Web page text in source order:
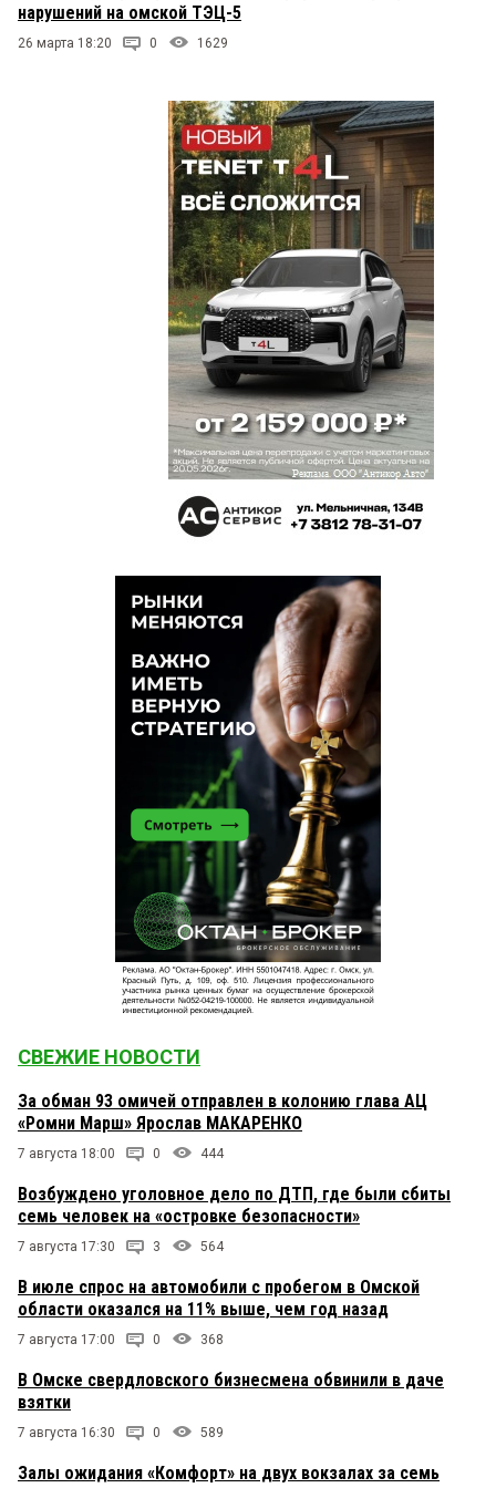
на эаправке как будто стоянку они сделали для
это запрещено категорически, там может
постоянно стоят это нарушение.
23 мая 2023 в 21:17:
Это газовыми баллонами которые банкуют на
Заводской? Пару раз купил баллон, и на
полмесяца не хватило, приехал с претензией так
говорят не нравится не приезжай, чек не дают,
доказывать бесполезно, думаю просто не
доливают. Теперь к Ленте на Красноярском езжу,
там прямо при мне наливают.
Посторонний 23 мая 2023 в 21:16:
Депутат заксобрания В.Калинин 16 лет за
торговлю газом через несколько своих фирм
получил (кстати что-то для города сделал),а
Кришкевич его превзошёл в разы и никакой
реакции ни властей, ни прокуратуры ни прочих
надзорных органов. В Полтавке несколько
жизней забрал на севере Омской области
с.Гриневичи две и всё сходит..
23 мая 2023 в 20:54:
Эти парни из 90-х умеют только подпольно
бизнес,,делать". Туда и дорога, существуют
только через черно- серые схемы, давно пора их
в чувство привести — паразитируют то на одном,
теперь на другом их,,боссе". Как их нутро еще не
разглядели.
23 мая 2023 в 20:47:
А что не все их заправки?Там везде одно и то же.
Куда не копни — везде жидко. Эйхман с
Кошмариком зря вы ходили на базу СГ, решили
пометаться? Ну ну.
Ой, что-то будет 23 мая 2023 в 20:44:
А Райффайзенбанк банкротит Омскую
областную газовую компанию Кришкевича за
долг в 157 млн рублей. Следком расследует 2
уголовных дела в отношении неустановленых, но
известных всем руководителей из ООГК. Теперь
разнос...
Наташа 23 мая 2023 в 20:31:
голову пеплом и вперед. А где Денис прячется?
обнальщиками эксплуатируете? Ну ничего,
просто закройте хлам и кто в театр а кто на завод
шагом марш.
Алеше от Андрэ 23 мая 2023 в 20:27:
Ну вот и пришла твоя очередь,:-) расслабься и
получай удовольствие нагнувшись.
нарушений на омской ТЭЦ-5
26 марта 18:20 0 1629
СВЕЖИЕ НОВОСТИ
За обман 93 омичей отправлен в колонию глава АЦ
«Ромни Марш» Ярослав МАКАРЕНКО
7 августа 18:00 0 444
Возбуждено уголовное дело по ДТП, где были сбиты
семь человек на «островке безопасности»
7 августа 17:30 3 564
В июле спрос на автомобили с пробегом в Омской
области оказался на 11% выше, чем год назад
7 августа 17:00 0 368
В Омске свердловского бизнесмена обвинили в даче
взятки
7 августа 16:30 0 589
Залы ожидания «Комфорт» на двух вокзалах за семь